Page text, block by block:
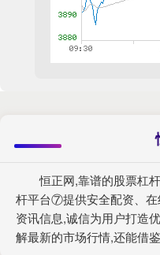
恒正网,靠谱的股票杠
杆平台⑦提供安全配资、
资讯信息,诚信为用户打造
解最新的市场行情,还能借鉴